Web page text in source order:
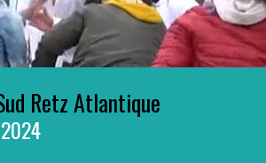
Retz Atlantique